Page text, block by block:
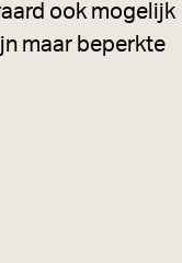
ook mogelijk
maar beperkte